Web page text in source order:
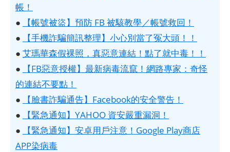
帳！
●
【帳號被盜】預防 FB 被駭教學／帳號救回！
●
【手機詐騙簡訊整理】小心別當了冤大頭！！
● 艾瑪華森假裸照，真惡意連結！點了就中毒！！
●
【FB惡意授權】最新病毒流竄！網路專家：奇怪
的連結不要點！
●
【臉書詐騙通告】Facebook的安全警告！
●
【緊急通知】YAHOO 資安嚴重漏洞！
●
【緊急通知】安卓用戶注意！Google Play商店
APP染病毒